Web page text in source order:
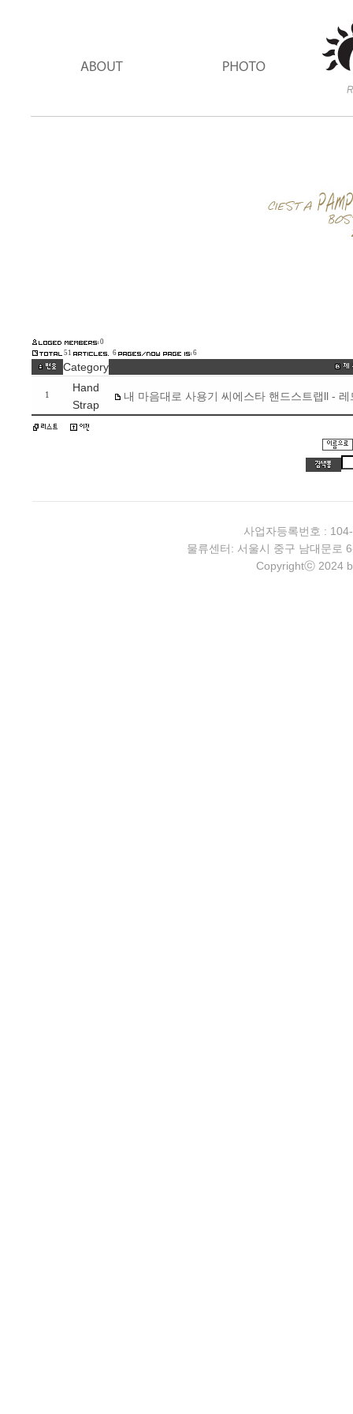
0
51
6 6
Category
1
Hand
Strap
내 마음대로 사용기 씨에스타 핸드스트랩ll - 레
사업자등록번호 :
물류센터: 서울시 중구 남대문로
Copyrightⓒ 2024